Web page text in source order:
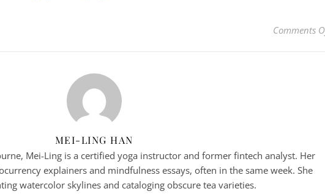
Comments
MEI-LING HAN
Mei-Ling is a certified yoga instructor and former fintech analyst. Her
explainers and mindfulness essays, often in the same week. She
watercolor skylines and cataloging obscure tea varieties.